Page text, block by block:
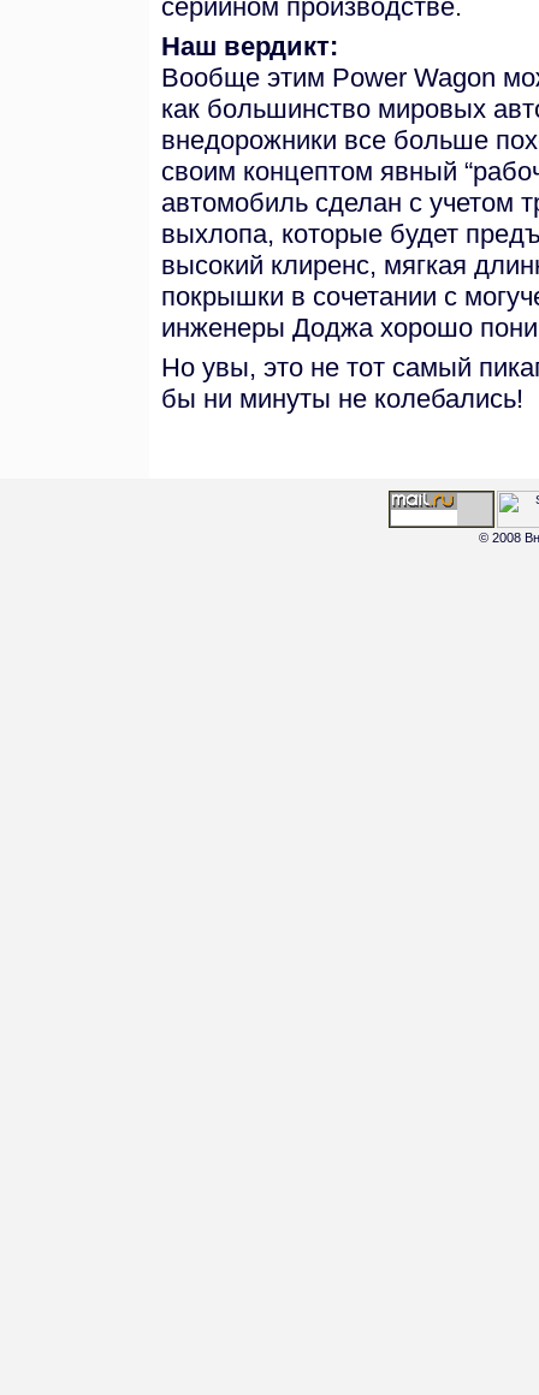
серийном производстве.
Наш вердикт:
Вообще этим Power Wagon
как большинство мировых
внедорожники все больше
своим концептом явный
автомобиль сделан с учетом
выхлопа, которые будет
высокий клиренс, мягкая
покрышки в сочетании с
инженеры Доджа хорошо
Но увы, это не тот самый
бы ни минуты не колебались!
© 2008